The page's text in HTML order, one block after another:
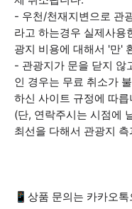
- 우천/천재지변으로 관
라고 하는경우 실제사용
광지 비용에 대해서 '만'
- 관광지가 문을 닫지 않
인 경우는 무료 취소가
하신 사이트 규정에 따릅
(단, 연락주시는 시점에
최선을 다해서 관광지
📱상품 문의는 카카오